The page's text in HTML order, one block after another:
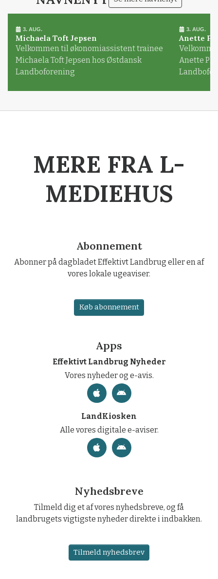
3. AUG.
Michaela Toft Jepsen
Velkommen til økonomiassistent trainee
Michaela Toft Jepsen hos Østdansk
Landboforening
3. AUG.
Anette
Anette
MERE FRA L-
MEDIEHUS
Abonnement
Abonner på dagbladet Effektivt Landbrug eller en af
vores lokale ugeaviser.
Køb abonnement
Apps
Effektivt Landbrug Nyheder
Vores nyheder og e-avis.
LandKiosken
Alle vores digitale e-aviser.
Nyhedsbreve
Tilmeld dig et af vores nyhedsbreve, og få
landbrugets vigtigste nyheder direkte i indbakken.
Tilmeld nyhedsbrev